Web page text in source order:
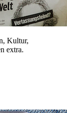
Kultur,
extra.